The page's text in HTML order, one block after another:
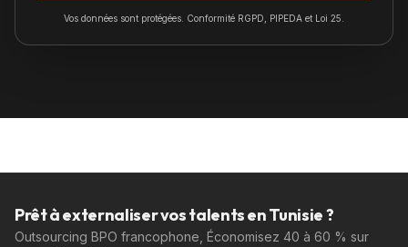
Vos données sont protégées. Conformité RGPD, PIPEDA et Loi 25.
Prêt à externaliser vos talents en Tunisie ?
Outsourcing BPO francophone, Économisez 40 à 60 % sur